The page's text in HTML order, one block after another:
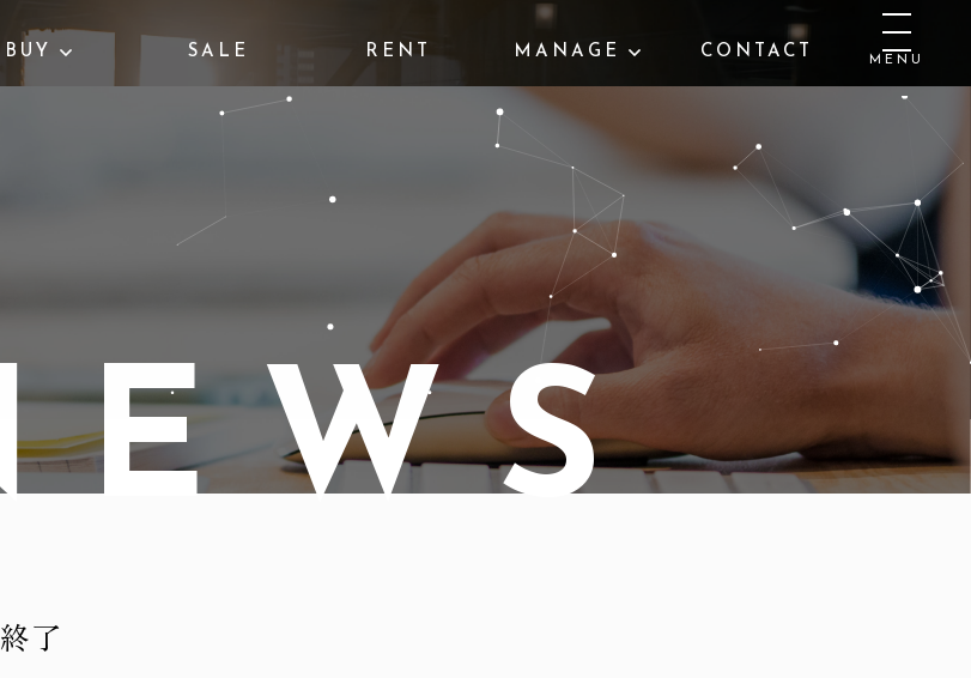
BUY SALE RENT MANAGE CONTACT MENU
EWS
了